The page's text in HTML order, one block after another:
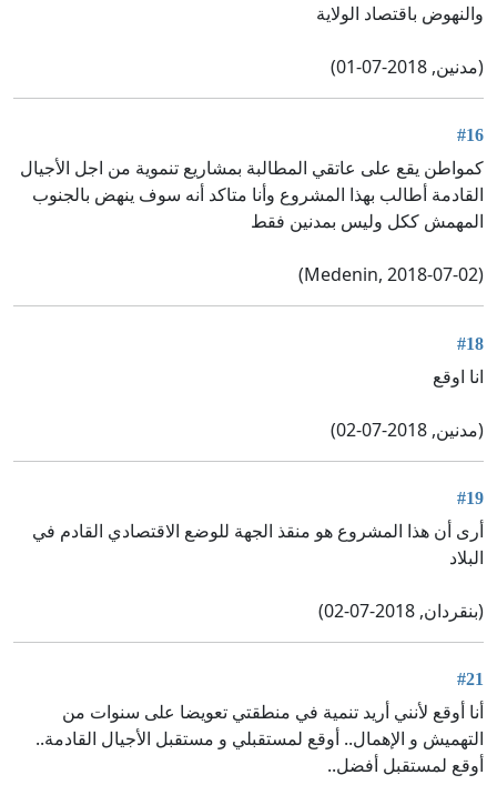
والنهوض باقتصاد الولاية
(مدنين, 2018-07-01)
#16
كمواطن يقع على عاتقي المطالبة بمشاريع تنموية من اجل الأجيال
القادمة أطالب بهذا المشروع وأنا متاكد أنه سوف ينهض بالجنوب
المهمش ككل وليس بمدنين فقط
(Medenin, 2018-07-02)
#18
انا اوقع
(مدنين, 2018-07-02)
#19
أرى أن هذا المشروع هو منقذ الجهة للوضع الاقتصادي القادم في
البلاد
(بنقردان, 2018-07-02)
#21
أنا أوقع لأنني أريد تنمية في منطقتي تعويضا على سنوات من
التهميش و الإهمال.. أوقع لمستقبلي و مستقبل الأجيال القادمة..
أوقع لمستقبل أفضل..